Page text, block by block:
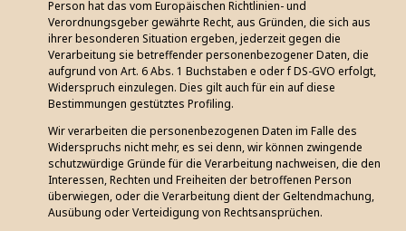
Person hat das vom Europäischen Richtlinien- und
Verordnungsgeber gewährte Recht, aus Gründen, die sich aus
ihrer besonderen Situation ergeben, jederzeit gegen die
Verarbeitung sie betreffender personenbezogener Daten, die
aufgrund von Art. 6 Abs. 1 Buchstaben e oder f DS-GVO erfolgt,
Widerspruch einzulegen. Dies gilt auch für ein auf diese
Bestimmungen gestütztes Profiling.
Wir verarbeiten die personenbezogenen Daten im Falle des
Widerspruchs nicht mehr, es sei denn, wir können zwingende
schutzwürdige Gründe für die Verarbeitung nachweisen, die den
Interessen, Rechten und Freiheiten der betroffenen Person
überwiegen, oder die Verarbeitung dient der Geltendmachung,
Ausübung oder Verteidigung von Rechtsansprüchen.